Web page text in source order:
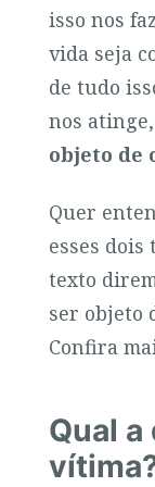
isso nos
vida seja
de tudo
nos
objeto de
Quer
esses dois
texto
ser objeto
Confira
Qual